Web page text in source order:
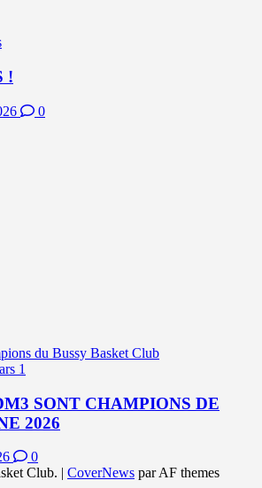
!
0
du Bussy Basket Club
1
SONT CHAMPIONS DE
2026
0
Club. | CoverNews par AF themes